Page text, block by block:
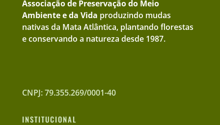
Associação de Preservação do Meio
Ambiente e da Vida produzindo mudas
nativas da Mata Atlântica, plantando florestas
e conservando a natureza desde 1987.
CNPJ: 79.355.269/0001-40
INSTITUCIONAL